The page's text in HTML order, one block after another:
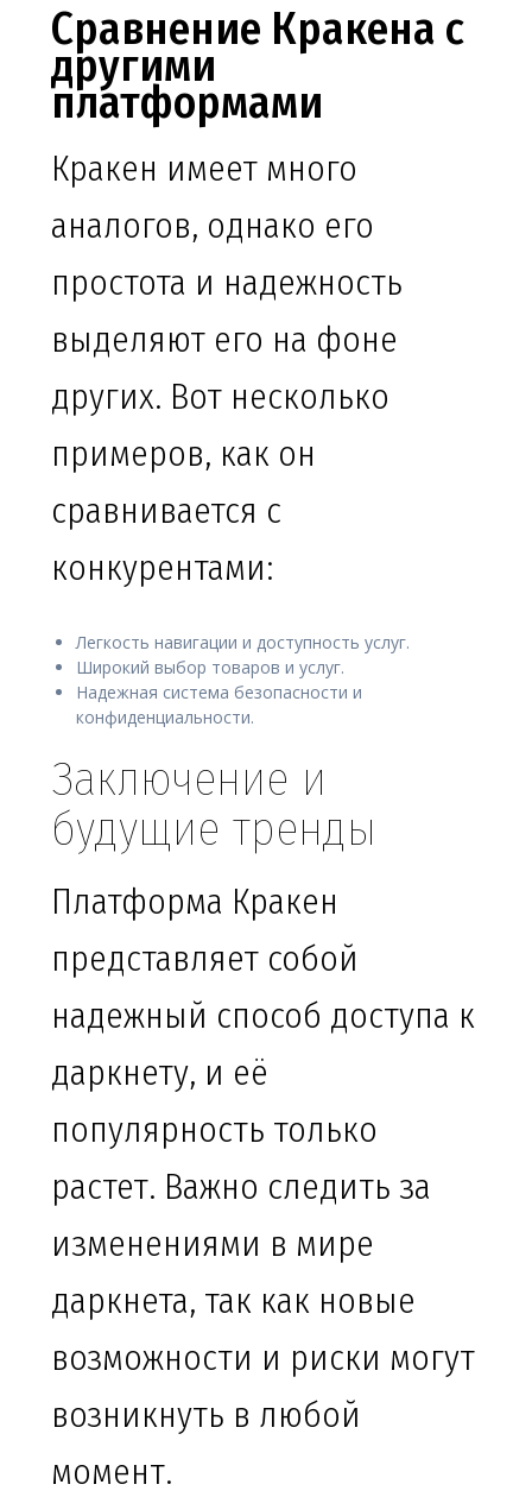
Сравнение Кракена с
другими
платформами
Кракен имеет много
аналогов, однако его
простота и надежность
выделяют его на фоне
других. Вот несколько
примеров, как он
сравнивается с
конкурентами:
Легкость навигации и доступность услуг.
Широкий выбор товаров и услуг.
Надежная система безопасности и
конфиденциальности.
Заключение и
будущие тренды
Платформа Кракен
представляет собой
надежный способ доступа к
даркнету, и её
популярность только
растет. Важно следить за
изменениями в мире
даркнета, так как новые
возможности и риски могут
возникнуть в любой
момент.